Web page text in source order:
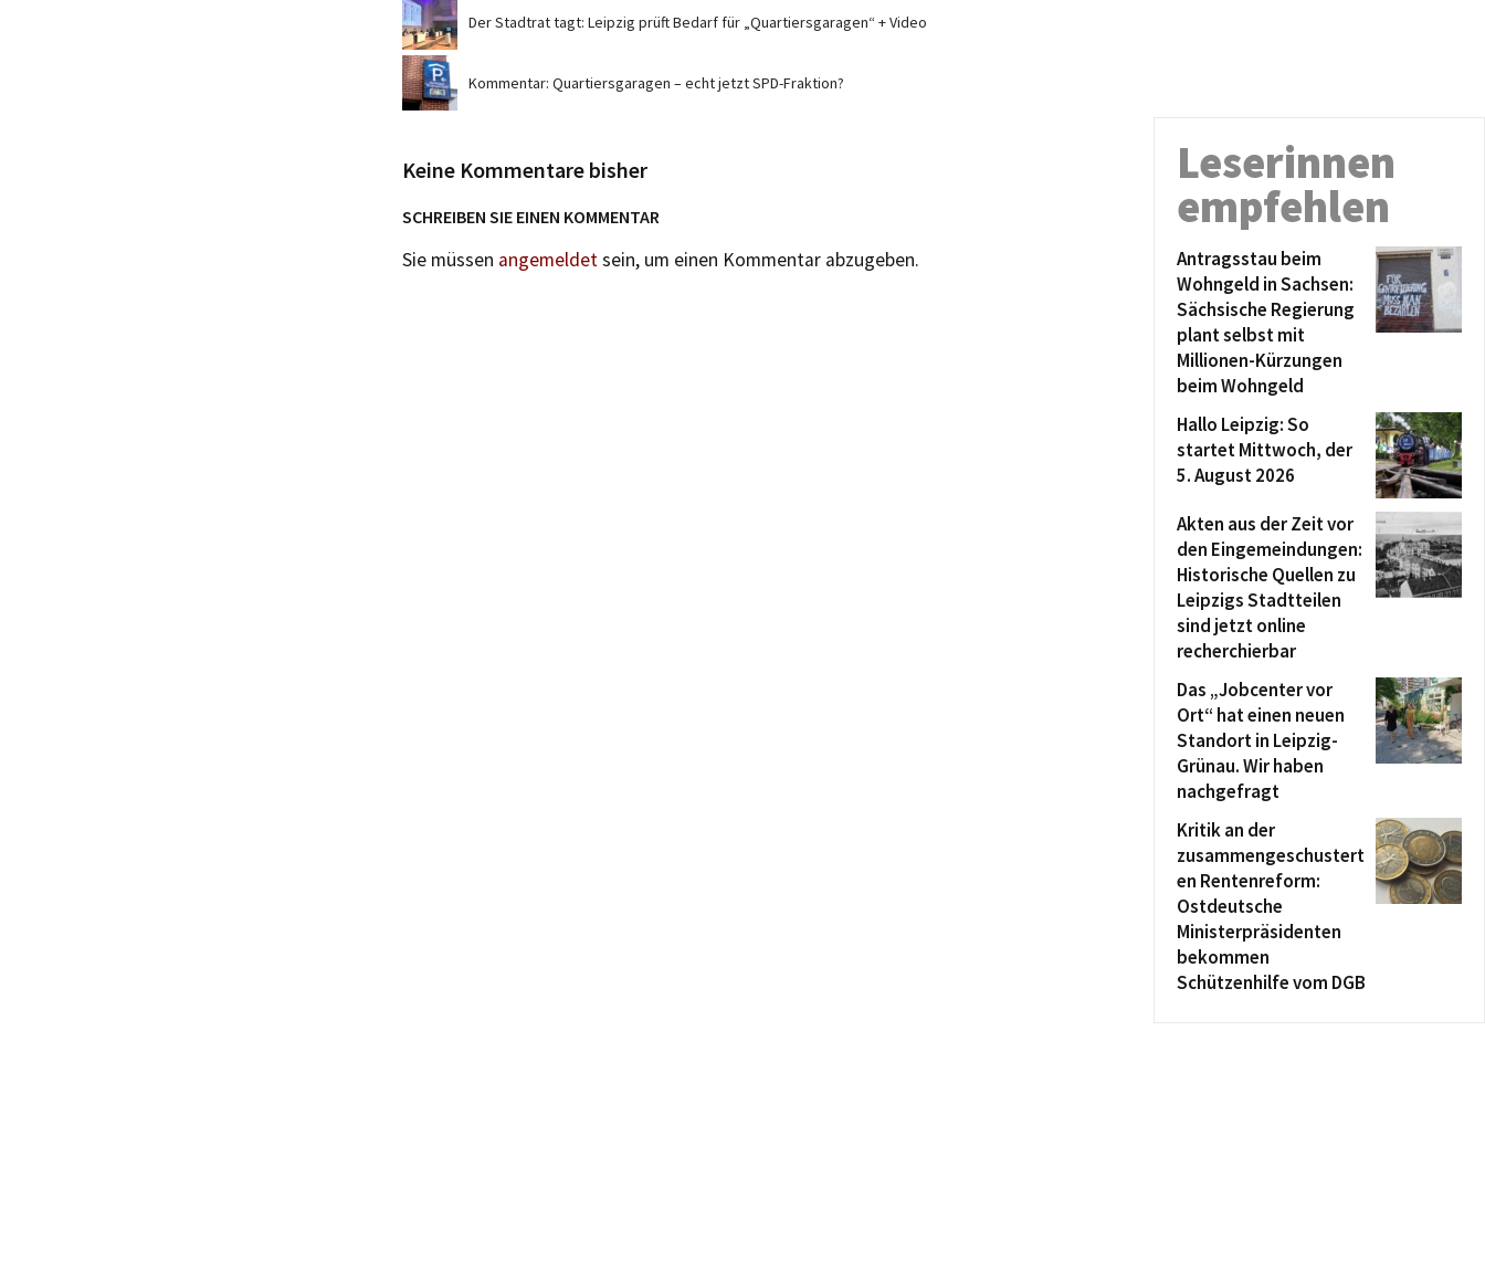
Der Stadtrat tagt: Leipzig prüft Bedarf für „Quartiersgaragen“ + Video
Kommentar: Quartiersgaragen – echt jetzt SPD-Fraktion?
Keine Kommentare bisher
SCHREIBEN SIE EINEN KOMMENTAR
Sie müssen angemeldetsein, um einen Kommentar abzugeben.
Leserinnen
empfehlen
Antragsstau beim
Wohngeld in Sachsen:
Sächsische Regierung
plant selbst mit
Millionen-Kürzungen
beim Wohngeld
Hallo Leipzig: So
startet Mittwoch, der
5. August 2026
Akten aus der Zeit vor
den Eingemeindungen:
Historische Quellen zu
Leipzigs Stadtteilen
sind jetzt online
recherchierbar
Das „Jobcenter vor
Ort“ hat einen neuen
Standort in Leipzig-
Grünau. Wir haben
nachgefragt
Kritik an der
zusammengeschustert
en Rentenreform:
Ostdeutsche
Ministerpräsidenten
bekommen
Schützenhilfe vom DGB